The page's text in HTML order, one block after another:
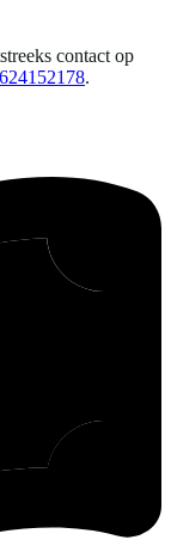
contact op
.